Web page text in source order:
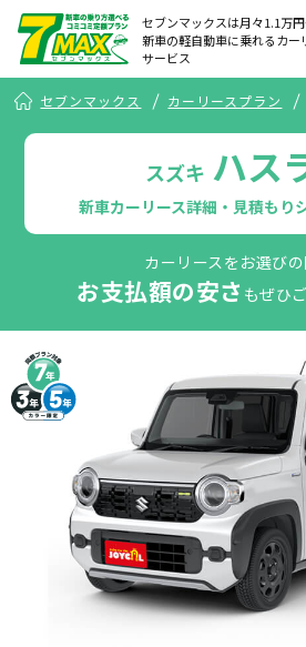
セブンマックスは月々1.1万
新車の軽自動車に乗れるカー
サービス
セブンマックス カーリースプラン
スズキ ハス
新車カーリース詳細・見積もり
カーリースをお選びの
お支払額の安さ もぜひ